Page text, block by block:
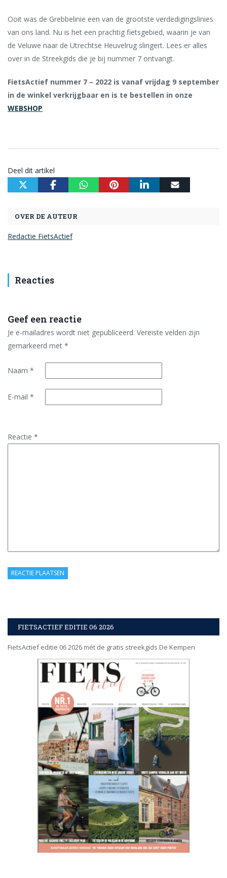
Ooit was de Grebbelinie een van de grootste verdedigingslinies
van ons land. Nu is het een prachtig fietsgebied, waarin je van
de Veluwe naar de Utrechtse Heuvelrug slingert. Lees er alles
over in de Streekgids die je bij nummer 7 ontvangt.
FietsActief nummer 7 – 2022 is vanaf vrijdag 9 september
in de winkel verkrijgbaar en is te bestellen in onze
WEBSHOP
Deel dit artikel
OVER DE AUTEUR
Redactie FietsActief
Reacties
Geef een reactie
Je e-mailadres wordt niet gepubliceerd. Vereiste velden zijn
gemarkeerd met *
Naam *
E-mail *
Reactie *
FIETSACTIEF EDITIE 06 2026
FietsActief editie 06 2026 mét de gratis streekgids De Kempen